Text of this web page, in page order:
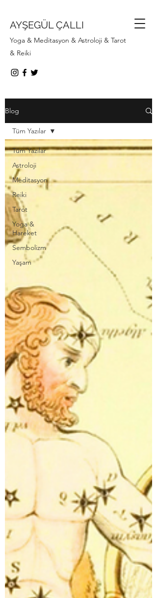
AYŞEGÜL ÇALLI
Yoga & Meditasyon & Astroloji & Tarot
& Reiki
Blog
Tüm Yazılar
Astroloji
Meditasyon
Reiki
Tarot
Yoga &
Hareket
Sembolizm
Yaşam
Tüm Yazılar